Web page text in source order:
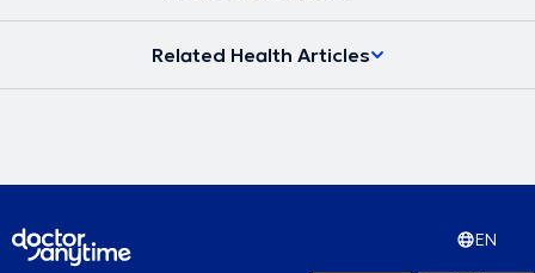
Related Health Articles
EN